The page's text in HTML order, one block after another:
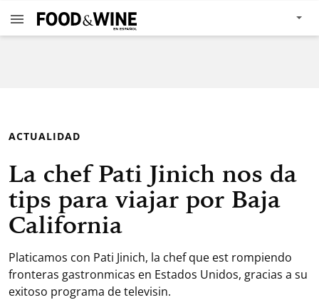
ACTUALIDAD
La chef Pati Jinich nos da
tips para viajar por Baja
California
Platicamos con Pati Jinich, la chef que est rompiendo
fronteras gastronmicas en Estados Unidos, gracias a su
exitoso programa de televisin.